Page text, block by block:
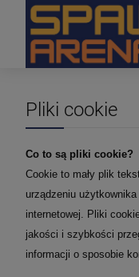
Pliki cookie
Co to są pliki cookie?
Cookie to mały plik
urządzeniu
internetowej. Pliki
jakości i szybkości
informacji o sposobie